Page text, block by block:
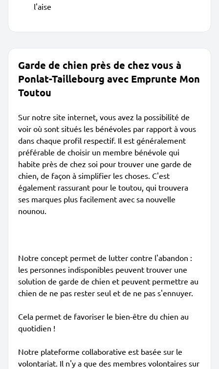
l'aise
Garde de chien près de chez vous à
Ponlat-Taillebourg avec Emprunte Mon
Toutou
Sur notre site internet, vous avez la possibilité de
voir où sont situés les bénévoles par rapport à vous
dans chaque profil respectif. Il est généralement
préférable de choisir un membre bénévole qui
habite près de chez soi pour trouver une garde de
chien, de façon à simplifier les choses. C'est
également rassurant pour le toutou, qui trouvera
ses marques plus facilement avec sa nouvelle
nounou.
Notre concept permet de lutter contre l'abandon :
les personnes indisponibles peuvent trouver une
solution de garde de chien et peuvent permettre au
chien de ne pas rester seul et de ne pas s'ennuyer.
Cela permet de favoriser le bien-être du chien au
quotidien !
Notre plateforme collaborative est basée sur le
volontariat. Il n'y a que des membres volontaires sur